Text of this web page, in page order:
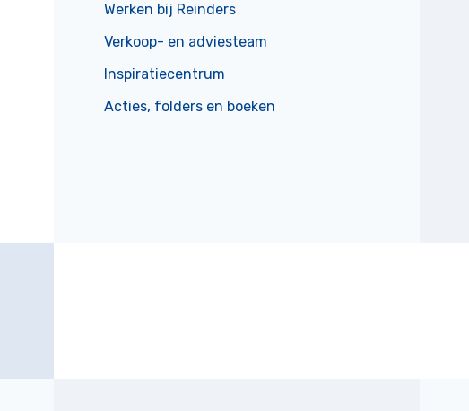
Werken bij Reinders
Verkoop- en adviesteam
Inspiratiecentrum
Acties, folders en boeken